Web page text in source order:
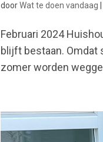
doorWat te doen vandaag
Februari 2024
blijft bestaan. Omdat
zomer worden